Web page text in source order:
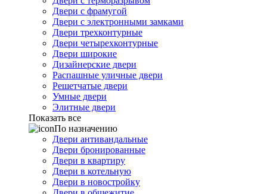
Двери с фрамугой
Двери с электронными замками
Двери трехконтурные
Двери четырехконтурные
Двери широкие
Дизайнерские двери
Распашные уличные двери
Решетчатые двери
Умные двери
Элитные двери
Показать все
По назначению
Двери антивандальные
Двери бронированные
Двери в квартиру
Двери в котельную
Двери в новостройку